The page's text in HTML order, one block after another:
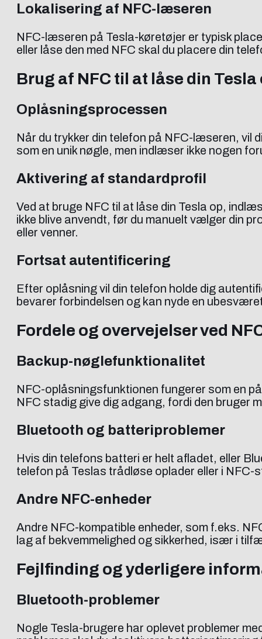
Lokalisering af NFC-læseren
NFC-læseren på Tesla-køretøjer er typisk
eller låse den med NFC skal du placere din
Brug af NFC til at låse din Tesla
Oplåsningsprocessen
Når du trykker din telefon på NFC-læseren, vil
som en unik nøgle, men indlæser ikke nogen
Aktivering af standardprofil
Ved at bruge NFC til at låse din Tesla op,
ikke blive anvendt, før du manuelt vælger din
eller venner.
Fortsat autentificering
Efter oplåsning vil din telefon holde dig
bevarer forbindelsen og kan nyde en
Fordele og overvejelser ved
Backup-nøglefunktionalitet
NFC-oplåsningsfunktionen fungerer som en
NFC stadig give dig adgang, fordi den bruger
Bluetooth og batteriproblemer
Hvis din telefons batteri er helt afladet, eller
telefon på Teslas trådløse oplader eller i
Andre NFC-enheder
Andre NFC-kompatible enheder, som f.eks.
lag af bekvemmelighed og sikkerhed, især i
Fejlfinding og yderligere
Bluetooth-problemer
Nogle Tesla-brugere har oplevet problemer